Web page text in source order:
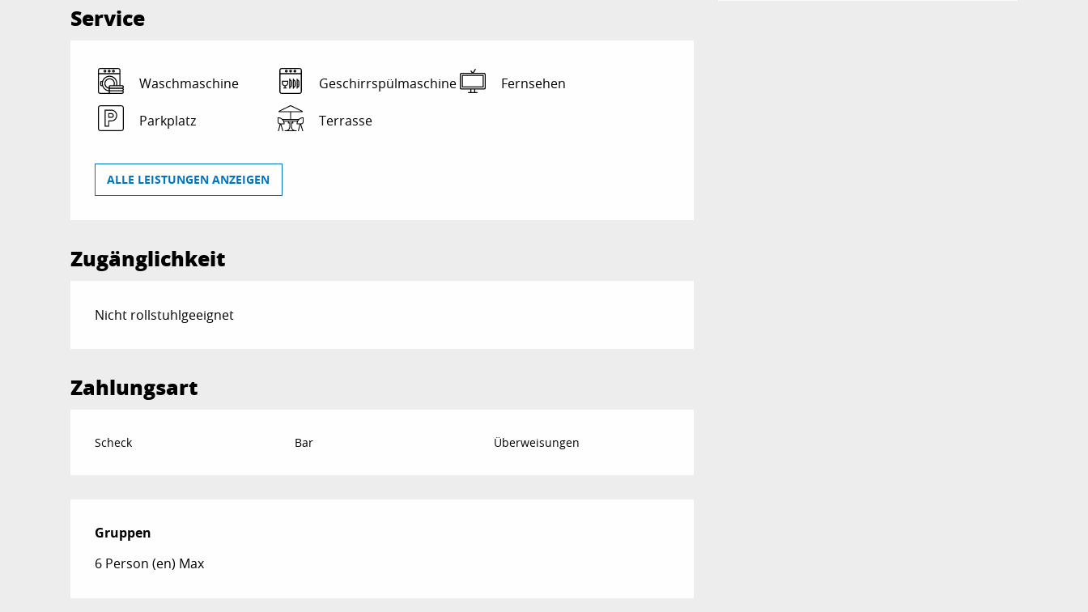
Service
Waschmaschine Geschirrspülmaschine Fernsehen
Parkplatz Terrasse
ALLE LEISTUNGEN ANZEIGEN
Zugänglichkeit
Nicht rollstuhlgeeignet
Zahlungsart
Scheck Bar Überweisungen
Gruppen
Gruppen
6 Person (en) Max